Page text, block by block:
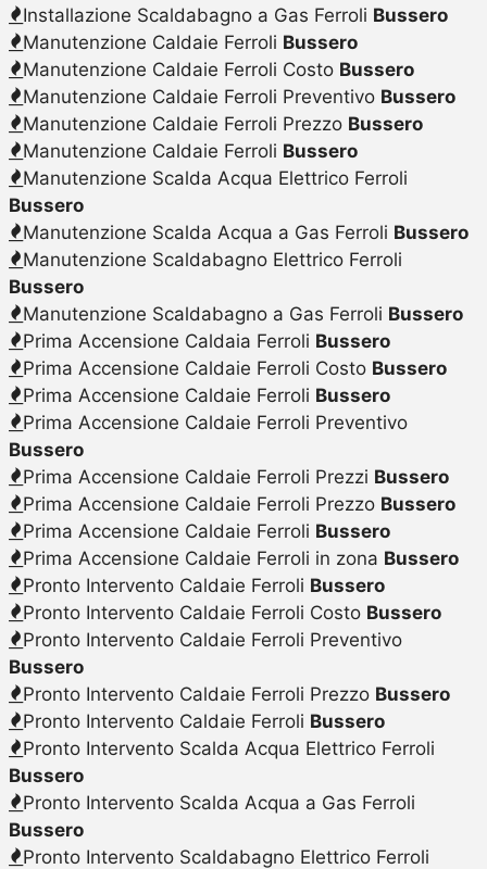
Installazione Scaldabagno a Gas Ferroli Bussero
Manutenzione Caldaie Ferroli Bussero
Manutenzione Caldaie Ferroli Costo Bussero
Manutenzione Caldaie Ferroli Preventivo Bussero
Manutenzione Caldaie Ferroli Prezzo Bussero
Manutenzione Caldaie Ferroli Bussero
Manutenzione Scalda Acqua Elettrico Ferroli
Bussero
Manutenzione Scalda Acqua a Gas Ferroli Bussero
Manutenzione Scaldabagno Elettrico Ferroli
Bussero
Manutenzione Scaldabagno a Gas Ferroli Bussero
Prima Accensione Caldaia Ferroli Bussero
Prima Accensione Caldaie Ferroli Costo Bussero
Prima Accensione Caldaie Ferroli Bussero
Prima Accensione Caldaie Ferroli Preventivo
Bussero
Prima Accensione Caldaie Ferroli Prezzi Bussero
Prima Accensione Caldaie Ferroli Prezzo Bussero
Prima Accensione Caldaie Ferroli Bussero
Prima Accensione Caldaie Ferroli in zona Bussero
Pronto Intervento Caldaie Ferroli Bussero
Pronto Intervento Caldaie Ferroli Costo Bussero
Pronto Intervento Caldaie Ferroli Preventivo
Bussero
Pronto Intervento Caldaie Ferroli Prezzo Bussero
Pronto Intervento Caldaie Ferroli Bussero
Pronto Intervento Scalda Acqua Elettrico Ferroli
Bussero
Pronto Intervento Scalda Acqua a Gas Ferroli
Bussero
Pronto Intervento Scaldabagno Elettrico Ferroli